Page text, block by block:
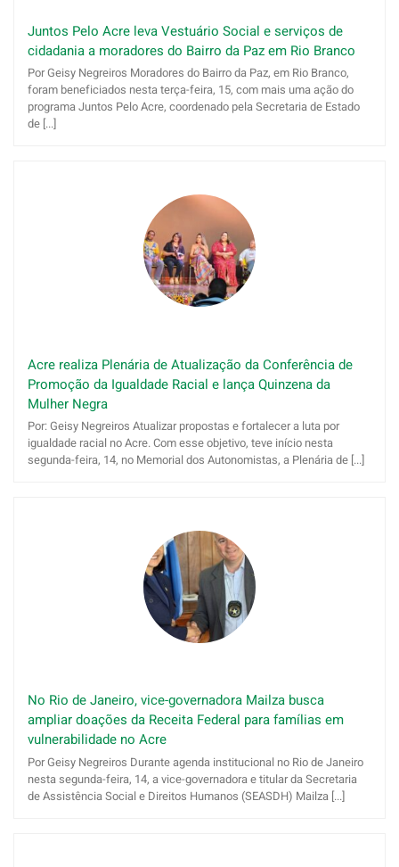
Juntos Pelo Acre leva Vestuário Social e serviços de
cidadania a moradores do Bairro da Paz em Rio Branco
Por Geisy Negreiros Moradores do Bairro da Paz, em Rio Branco,
foram beneficiados nesta terça-feira, 15, com mais uma ação do
programa Juntos Pelo Acre, coordenado pela Secretaria de Estado
de [...]
Acre realiza Plenária de Atualização da Conferência de
Promoção da Igualdade Racial e lança Quinzena da
Mulher Negra
Por: Geisy Negreiros Atualizar propostas e fortalecer a luta por
igualdade racial no Acre. Com esse objetivo, teve início nesta
segunda-feira, 14, no Memorial dos Autonomistas, a Plenária de [...]
No Rio de Janeiro, vice-governadora Mailza busca
ampliar doações da Receita Federal para famílias em
vulnerabilidade no Acre
Por Geisy Negreiros Durante agenda institucional no Rio de Janeiro
nesta segunda-feira, 14, a vice-governadora e titular da Secretaria
de Assistência Social e Direitos Humanos (SEASDH) Mailza [...]